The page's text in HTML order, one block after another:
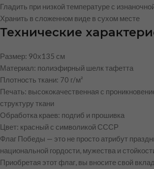
Гладить при низкой температуре с
Хранить в сложенном виде в сухом месте
Технические
Размер: 90х135 см
Материал: полиэфирный шелк тафетта
Плотность ткани: 70 г/м²
Печать: высококачественная с
структуру ткани
Обработка краев: подгиб и прошивка
Цвет: красный с символикой СССР
Флаг Победы — это не просто атрибут
национальной гордости, мужества и
Приобретая этот флаг, вы вносите свой